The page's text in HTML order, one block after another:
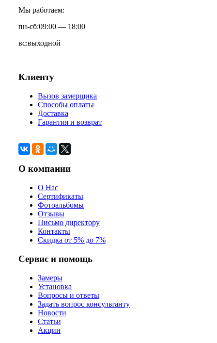
Мы работаем:
пн-сб:09:00 — 18:00
вс:выходной
Клиенту
Вызов замерщика
Способы оплаты
Доставка
Гарантия и возврат
О компании
О Нас
Сертификаты
Фотоальбомы
Отзывы
Письмо директору
Контакты
Скидка от 5% до 7%
Сервис и помощь
Замеры
Установка
Вопросы и ответы
Задать вопрос консультанту
Новости
Статьи
Акции